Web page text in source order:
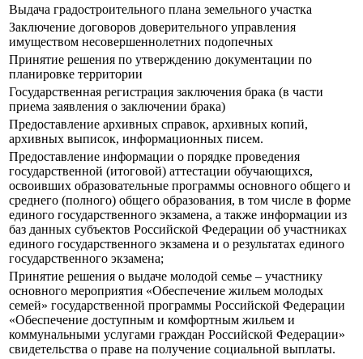
Выдача градостроительного плана земельного участка
Заключение договоров доверительного управления
имуществом несовершеннолетних подопечных
Принятие решения по утверждению документации по
планировке территории
Государственная регистрация заключения брака (в части
приема заявления о заключении брака)
Предоставление архивных справок, архивных копий,
архивных выписок, информационных писем.
Предоставление информации о порядке проведения
государственной (итоговой) аттестации обучающихся,
освоивших образовательные программы основного общего и
среднего (полного) общего образования, в том числе в форме
единого государственного экзамена, а также информации из
баз данных субъектов Российской Федерации об участниках
единого государственного экзамена и о результатах единого
государственного экзамена;
Принятие решения о выдаче молодой семье – участнику
основного мероприятия «Обеспечение жильем молодых
семей» государственной программы Российской Федерации
«Обеспечение доступным и комфортным жильем и
коммунальными услугами граждан Российской Федерации»
свидетельства о праве на получение социальной выплаты.